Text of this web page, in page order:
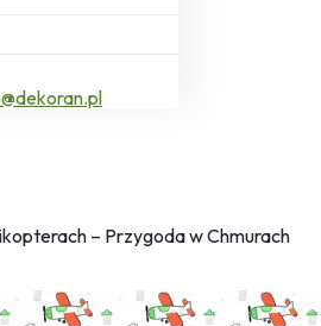
– Przygoda w Chmurach